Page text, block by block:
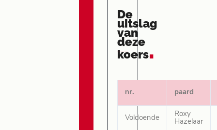
De
uitslag
van
deze
koers.
nr. paard
Voldoende
Roxy
Hazelaar